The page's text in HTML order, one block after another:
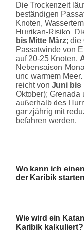
Die Trockenzeit
beständigen
Knoten,
Hurrikan-Risiko.
bis Mitte März; die
Passatwinde von
auf 20-25 Knoten.
Nebensaison-
und warmem
reicht von Juni bis
Oktober);
außerhalb des
ganzjährig mit
befahren werden.
Wo kann ich
der Karibik
Wie wird ein
Karibik kalkuliert?